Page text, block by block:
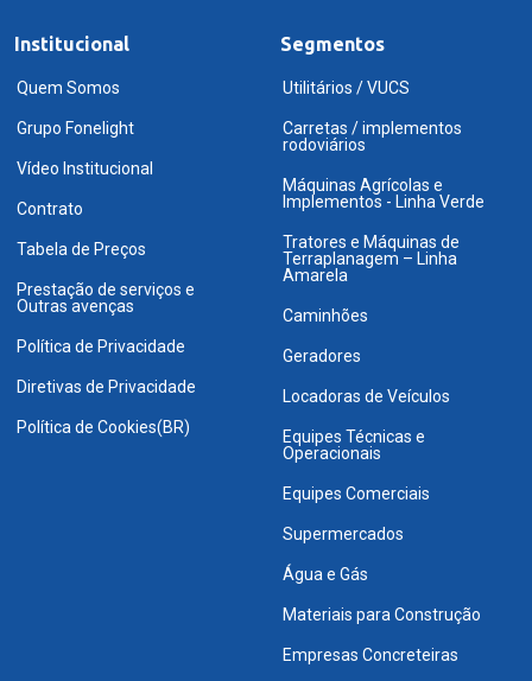
Institucional
Quem Somos
Grupo Fonelight
Vídeo Institucional
Contrato
Tabela de Preços
Prestação de serviços e
Outras avenças
Política de Privacidade
Diretivas de Privacidade
Política de Cookies(BR)
Segmentos
Utilitários / VUCS
Carretas / implementos
rodoviários
Máquinas Agrícolas e
Implementos - Linha Verde
Tratores e Máquinas de
Terraplanagem – Linha
Amarela
Caminhões
Geradores
Locadoras de Veículos
Equipes Técnicas e
Operacionais
Equipes Comerciais
Supermercados
Água e Gás
Materiais para Construção
Empresas Concreteiras